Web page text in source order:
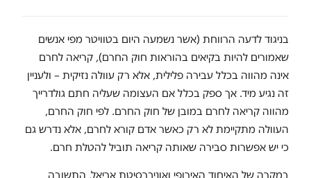
בניגוד לדעה הרווחת (אשר נשמעה היום בטוויטר מפי אנשים
שאמורים להיות בקיאים בהוראות חוק החרם), קריאה לחרם
אינה מהווה בכלל עבירה פלילית, אלא רק עוולה נזיקית – ולעניין
זה נגיע מיד. אך ספק בכלל אם העצומה שעליה חתם גולדרייך
מהווה קריאה לחרם במובן של חוק החרם. לפי חוק החרם,
העוולה מתקיימת לא רק כאשר אדם קורא לחרם, אלא נדרש גם
כי יש אפשרות סבירה שאותה קריאה תוביל להטלת חרם.
במקרה של האיחוד האירופי ואוניברסיטת אריאל, התשובה